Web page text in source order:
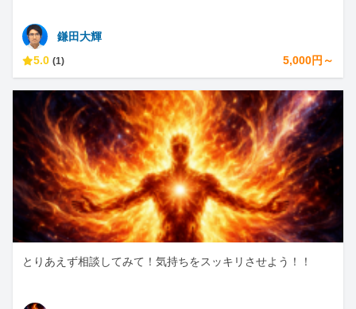
鎌田大輝
5.0 (1) 5,000円～
とりあえず相談してみて！気持ちをスッキリさせよう！！